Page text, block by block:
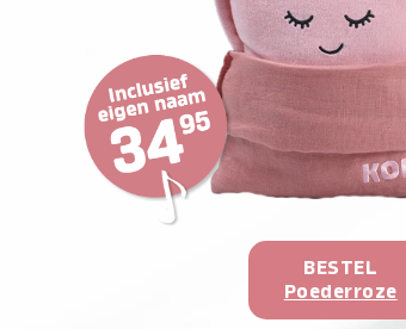
BESTEL
Poederroze